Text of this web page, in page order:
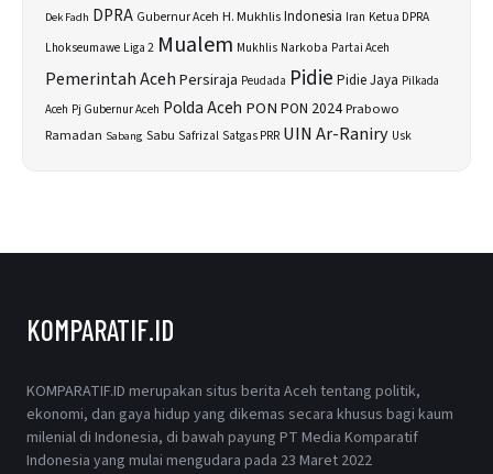
Dek Fadh DPRA Gubernur Aceh H. MukhlisIndonesia Iran Ketua DPRA
Lhokseumawe Liga 2 Mualem Mukhlis Narkoba Partai Aceh
Pemerintah AcehPersiraja Peudada Pidie Pidie Jaya Pilkada
Aceh Pj Gubernur Aceh Polda Aceh PON PON 2024Prabowo
Ramadan Sabang Sabu SafrizalSatgas PRR UIN Ar-Raniry Usk
KOMPARATIF.ID
KOMPARATIF.ID merupakan situs berita Aceh tentang politik,
ekonomi, dan gaya hidup yang dikemas secara khusus bagi kaum
milenial di Indonesia, di bawah payung PT Media Komparatif
Indonesia yang mulai mengudara pada 23 Maret 2022